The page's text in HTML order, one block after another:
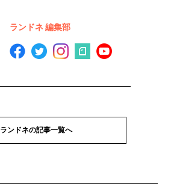
ランドネ 編集部
ランドネの記事一覧へ